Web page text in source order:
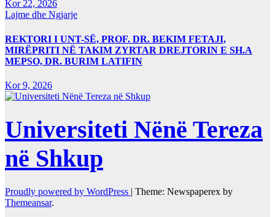
Kor 22, 2026
Lajme dhe Ngjarje
REKTORI I UNT-SË, PROF. DR. BEKIM FETAJI,
MIRËPRITI NË TAKIM ZYRTAR DREJTORIN E SH.A
MEPSO, DR. BURIM LATIFIN
Kor 9, 2026
Universiteti Nënë Tereza
në Shkup
Proudly powered by WordPress | Theme: Newspaperex by
Themeansar.